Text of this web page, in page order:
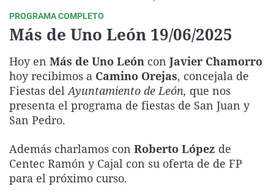
Julia en la onda
Radioestadio
Radioestadio noche
El colegio invisible
Gente viajera
Expedientes del más
Invisibles
Prohibido morirse
Esto no ha pasado
Retornados
Baleares
Cataluña
Comunidad de Madrid
Comunitat Valenciana
Galicia
Economía
Deportes
Tenis
El tiempo
Más noticias
Salud
Ciencia y Tecnología
Gastronomía
Medio ambiente
Televisión
PROGRAMA COMPLETO
Más de Uno León 19/06/2025
Hoy en Más de Uno León con Javier Chamorro
hoy recibimos a Camino Orejas, concejala de
Fiestas delAyuntamiento de León, que nos
presenta el programa de fiestas de San Juan y
San Pedro.
Además charlamos con Roberto López de
Centec Ramón y Cajal con su oferta de de FP
para el próximo curso.